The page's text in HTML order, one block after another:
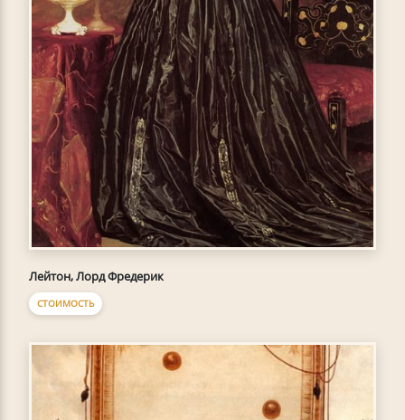
Лейтон, Лорд Фредерик
СТОИМОСТЬ